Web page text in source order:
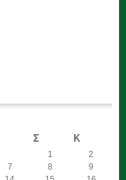
Σ Κ
1
2
7 8
9